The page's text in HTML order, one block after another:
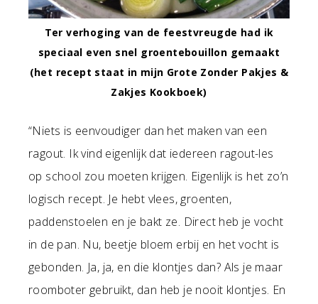
Ter verhoging van de feestvreugde had ik
speciaal even snel groentebouillon gemaakt
(het recept staat in mijn Grote Zonder Pakjes &
Zakjes Kookboek)
“Niets is eenvoudiger dan het maken van een
ragout. Ik vind eigenlijk dat iedereen ragout-les
op school zou moeten krijgen. Eigenlijk is het zo’n
logisch recept. Je hebt vlees, groenten,
paddenstoelen en je bakt ze. Direct heb je vocht
in de pan. Nu, beetje bloem erbij en het vocht is
gebonden. Ja, ja, en die klontjes dan? Als je maar
roomboter gebruikt, dan heb je nooit klontjes. En